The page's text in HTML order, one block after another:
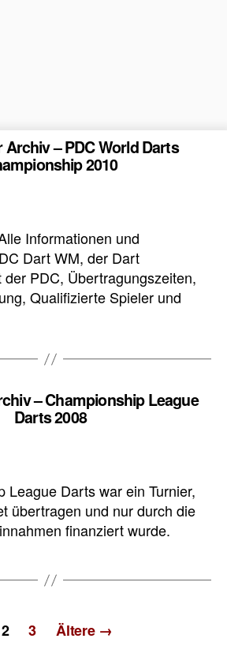
Archiv – PDC World Darts
2010
Informationen und
Dart WM, der Dart
PDC, Übertragungszeiten,
Qualifizierte Spieler und
– Championship League
Darts 2008
League Darts war ein Turnier,
übertragen und nur durch die
finanziert wurde.
2 3 Ältere →